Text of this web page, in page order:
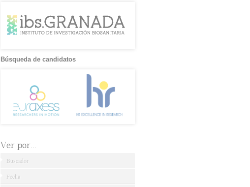
Búsqueda de candidatos
Ver por...
Buscador
Fecha